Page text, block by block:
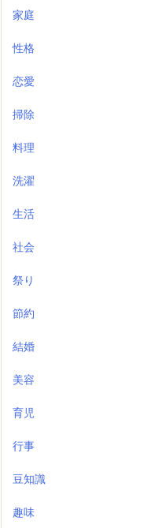
家庭
性格
恋愛
掃除
料理
洗濯
生活
社会
祭り
節約
結婚
美容
育児
行事
豆知識
趣味